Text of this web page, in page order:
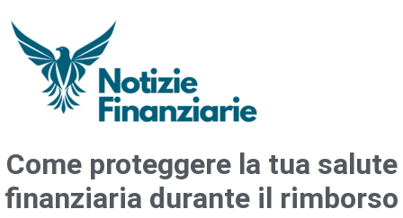
Come proteggere la tua salute
finanziaria durante il rimborso